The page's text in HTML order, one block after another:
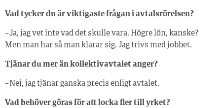
Vad tycker du är viktigaste frågan i avtalsrörelsen?
– Ja, jag vet inte vad det skulle vara. Högre lön, kanske?
Men man har så man klarar sig. Jag trivs med jobbet.
Tjänar du mer än kollektivavtalet anger?
– Nej, jag tjänar ganska precis enligt avtalet.
Vad behöver göras för att locka fler till yrket?